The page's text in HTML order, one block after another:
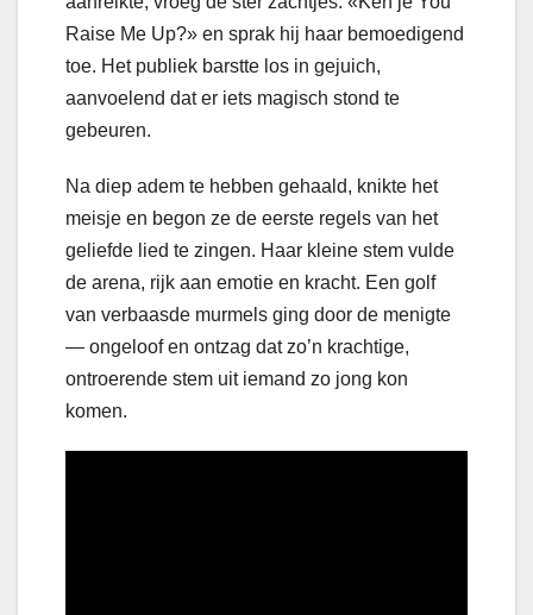
Raise Me Up?» en sprak hij haar bemoedigend
toe. Het publiek barstte los in gejuich,
aanvoelend dat er iets magisch stond te
gebeuren.
Na diep adem te hebben gehaald, knikte het
meisje en begon ze de eerste regels van het
geliefde lied te zingen. Haar kleine stem vulde
de arena, rijk aan emotie en kracht. Een golf
van verbaasde murmels ging door de menigte
— ongeloof en ontzag dat zo’n krachtige,
ontroerende stem uit iemand zo jong kon
komen.